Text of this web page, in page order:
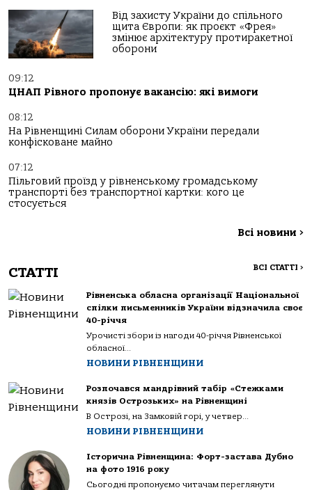
Від захисту України до спільного
щита Європи: як проєкт «Фрея»
змінює архітектуру протиракетної
оборони
09:12
ЦНАП Рівного пропонує вакансію: які вимоги
08:12
На Рівненщині Силам оборони України передали
конфісковане майно
07:12
Пільговий проїзд у рівненському громадському
транспорті без транспортної картки: кого це
стосується
Всі новини >
СТАТТІ ВСІ СТАТТІ >
Рівненська обласна організації Національної
спілки письменників України відзначила своє
40-річчя
Урочисті збори із нагоди 40-річчя Рівненської
обласної...
НОВИНИ РІВНЕНЩИНИ
Розпочався мандрівний табір «Стежками
князів Острозьких» на Рівненщині
В Острозі, на Замковій горі, у четвер...
НОВИНИ РІВНЕНЩИНИ
Історична Рівненщина: Форт-застава Дубно
на фото 1916 року
Сьогодні пропонуємо читачам переглянути